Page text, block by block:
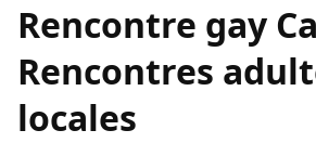
Rencontre gay
Rencontres
locales